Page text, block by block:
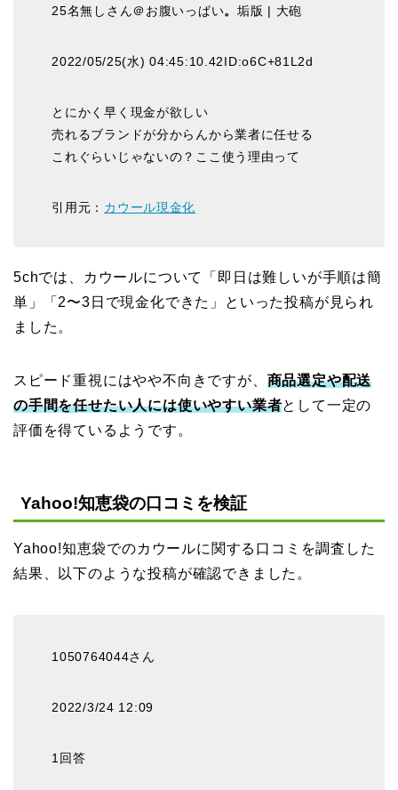
25名無しさん＠お腹いっぱい。垢版 | 大砲
2022/05/25(水) 04:45:10.42ID:o6C+81L2d
とにかく早く現金が欲しい
売れるブランドが分からんから業者に任せる
これぐらいじゃないの？ここ使う理由って
引用元： カウール現金化
5chでは、カウールについて「即日は難しいが手順は簡
単」「2〜3日で現金化できた」といった投稿が見られ
ました。
スピード重視にはやや不向きですが、 商品選定や配送
の手間を任せたい人には使いやすい業者として一定の
評価を得ているようです。
Yahoo!知恵袋の口コミを検証
Yahoo!知恵袋でのカウールに関する口コミを調査した
結果、以下のような投稿が確認できました。
1050764044さん
2022/3/24 12:09
1回答